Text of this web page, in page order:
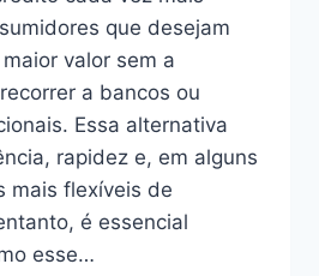
que desejam
valor sem a
a bancos ou
Essa alternativa
rapidez e, em alguns
mais flexíveis de
é essencial
esse…